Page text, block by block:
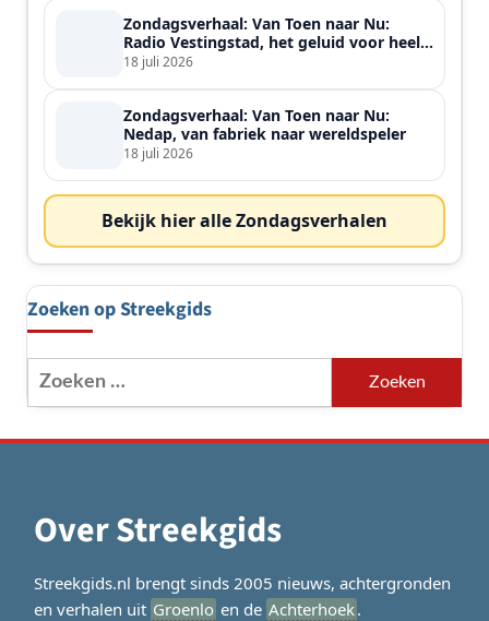
Zondagsverhaal: Van Toen naar Nu:
Radio Vestingstad, het geluid voor heel
de streek
18 juli 2026
Zondagsverhaal: Van Toen naar Nu:
Nedap, van fabriek naar wereldspeler
18 juli 2026
Bekijk hier alle Zondagsverhalen
Zoeken op Streekgids
Zoeken
naar:
Over Streekgids
Streekgids.nl brengt sinds 2005 nieuws, achtergronden
en verhalen uit Groenlo en de Achterhoek.